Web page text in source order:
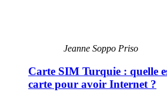
Jeanne Soppo Priso
Carte SIM Turquie : quelle
carte pour avoir Internet ?